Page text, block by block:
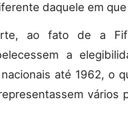
daquele em
ao fato de a
a
até 1962, o
vários